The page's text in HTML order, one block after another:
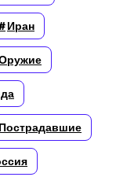
Иран
Пострадавшие